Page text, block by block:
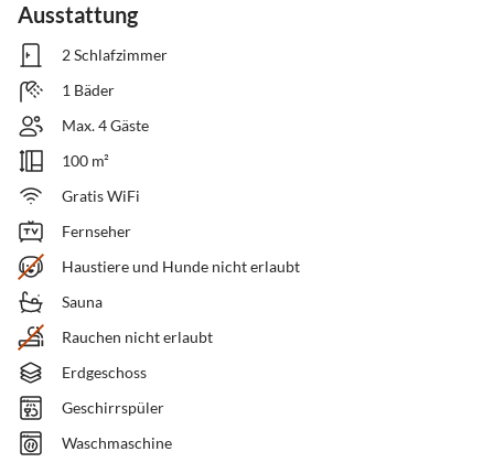
Ausstattung
2 Schlafzimmer
1 Bäder
Max. 4 Gäste
100 m²
Gratis WiFi
Fernseher
Haustiere und Hunde nicht erlaubt
Sauna
Rauchen nicht erlaubt
Erdgeschoss
Geschirrspüler
Waschmaschine